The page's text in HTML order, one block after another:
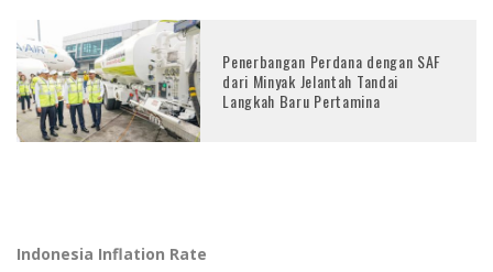
Penerbangan Perdana dengan SAF
dari Minyak Jelantah Tandai
Langkah Baru Pertamina
Indonesia Inflation Rate